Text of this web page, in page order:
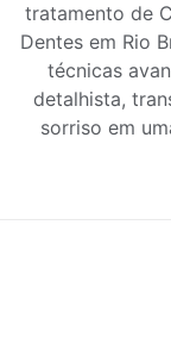
tratamento de
Dentes em Rio
técnicas
detalhista,
sorriso em